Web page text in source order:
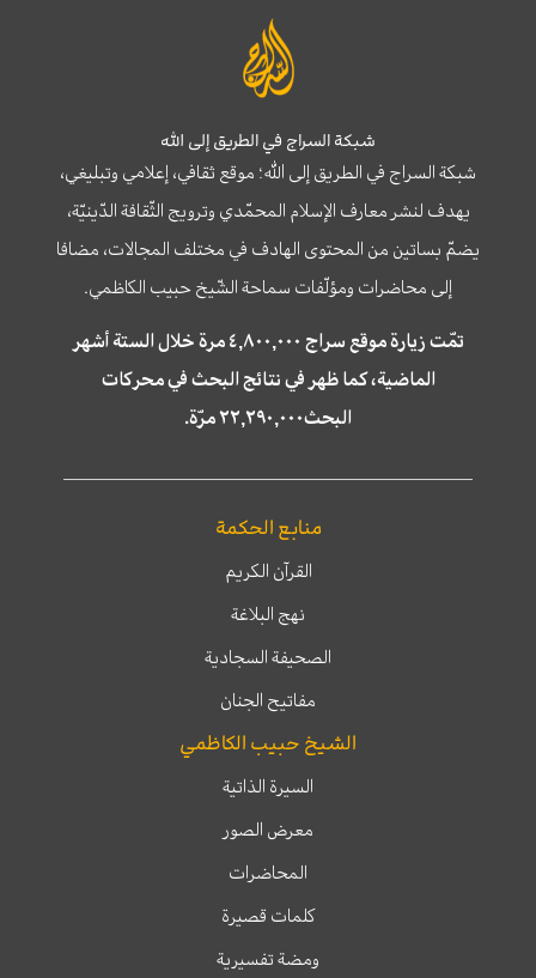
شبكة السراج في الطريق إلى الله
شبكة السراج في الطريق إلى الله؛ موقع ثقافي، إعلامي وتبليغي،
يهدف لنشر معارف الإسلام المحمّدي وترويج الثّقافة الدّينيّة،
يضمّ بساتين من المحتوى الهادف في مختلف المجالات، مضافا
إلى محاضرات ومؤلّفات سماحة الشّيخ حبيب الكاظمي.
تمّت زيارة موقع سراج ٤,٨٠٠,٠٠٠ مرة خلال الستة أشهر
الماضية، كما ظهر في نتائج البحث في محركات
البحث٢٢,٢٩٠,٠٠٠ مرّة.
منابع الحكمة
القرآن الكريم
نهج البلاغة
الصحيفة السجادية
مفاتيح الجنان
الشيخ حبيب الكاظمي
السيرة الذاتية
معرض الصور
المحاضرات
كلمات قصيرة
ومضة تفسيرية